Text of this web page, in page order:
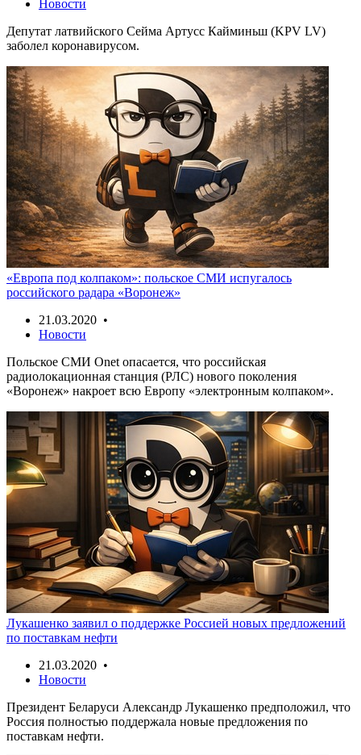
Новости
Депутат латвийского Сейма Артусс Кайминьш (KPV LV)
заболел коронавирусом.
«Европа под колпаком»: польское СМИ испугалось
российского радара «Воронеж»
21.03.2020 •
Новости
Польское СМИ Onet опасается, что российская
радиолокационная станция (РЛС) нового поколения
«Воронеж» накроет всю Европу «электронным колпаком».
Лукашенко заявил о поддержке Россией новых предложений
по поставкам нефти
21.03.2020 •
Новости
Президент Беларуси Александр Лукашенко предположил, что
Россия полностью поддержала новые предложения по
поставкам нефти.